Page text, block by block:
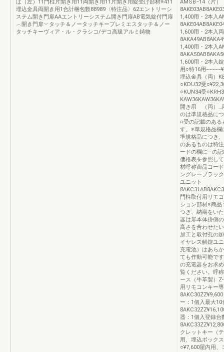
は（左）11門柱片開き用11両開き用11片開き用錠受け部材※411
埋込金具両開き用1合計梱包数88989〈特注品〉62エントリーシ
ステム開き門扉AAエントリーシステム開き門扉AB電気錠付門扉
︵開き門扉︶タッチ＆ノータッチキープレミエスタッチ＆ノー
タッチキーヴィア・ル・クラシコ/デコ高級アルミ鋳物
AMSB−14（片）
1,400用・2本入
1,600用・2本入
1,400用・2本入
1,600用・2本入
用○特16用
埋込金具（両）
○KDU32受
○KUN34受
開き用 （両）…
のは準規格品に
○受の記載のある
す。※準規格品欄
準規格品につき
のあるものは特
ードの欄に―の
価格表を参照し
材呼称商品コー
ングレーブラッ
ユニット
門柱取付用リモ
ション部材※商品
つき、納期をい
器は扉本体掛側
高さを合わせた
加工と取付孔の
イヤレス解錠ユ
充電池）はあら
ても作動可能で
の充電器をお求
覧ください。呼
ース（牛革製）
用リモコンキー
ー：1個入最大
器：1個入登録台
クレットキー（
用、埋込ボック
○¥7,600屋内用、